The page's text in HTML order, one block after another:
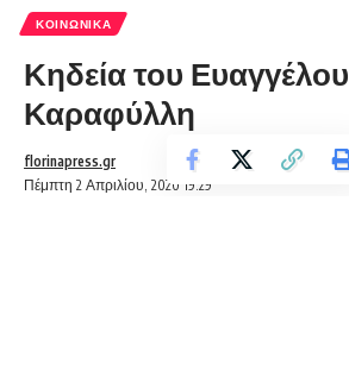
ΚΟΙΝΩΝΙΚΆ
Κηδεία του Ευαγγέλου
Καραφύλλη
Πέμπτη 2 Απριλίου, 2020 19:29
florinapress.gr